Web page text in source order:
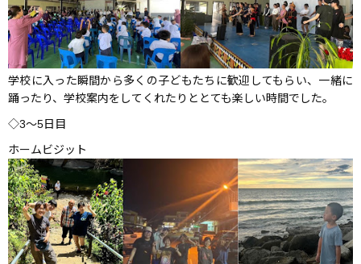
学校に入った瞬間から多くの子どもたちに歓迎してもらい、一緒に
踊ったり、学校案内をしてくれたりととても楽しい時間でした。
◇3〜5日目
ホームビジット